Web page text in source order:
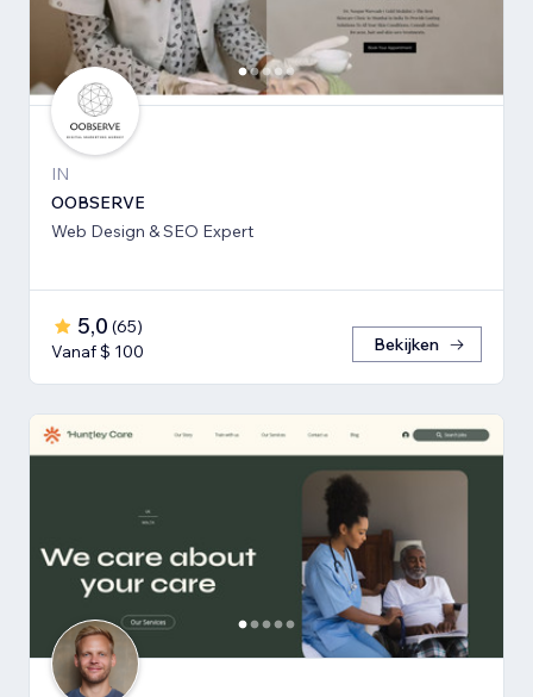
IN
OOBSERVE
Web Design & SEO Expert
5,0 (65)
Vanaf $ 100
Bekijken